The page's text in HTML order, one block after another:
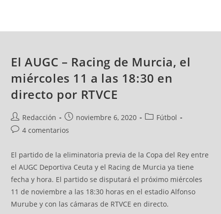
El AUGC – Racing de Murcia, el
miércoles 11 a las 18:30 en
directo por RTVCE
Redacción noviembre 6, 2020
Fútbol
4 comentarios
El partido de la eliminatoria previa de la Copa del Rey entre
el AUGC Deportiva Ceuta y el Racing de Murcia ya tiene
fecha y hora. El partido se disputará el próximo miércoles
11 de noviembre a las 18:30 horas en el estadio Alfonso
Murube y con las cámaras de RTVCE en directo.